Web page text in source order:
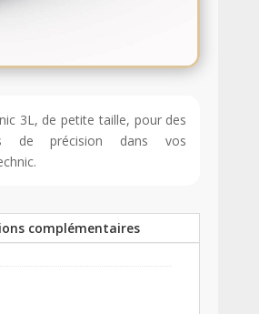
3L, de petite taille, pour des
de précision dans vos
complémentaires